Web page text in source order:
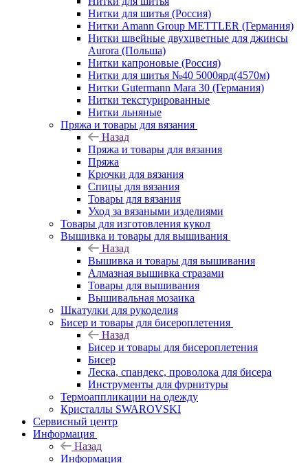
Нитки для шитья (Россия)
Нитки Amann Group METTLER (Германия)
Нитки швейные двухцветные для джинсы
Aurora (Польша)
Нитки капроновые (Россия)
Нитки для шитья №40 5000ярд(4570м)
Нитки Gutermann Mara 30 (Германия)
Нитки текстурированные
Нитки льняные
Пряжа и товары для вязания
Назад
Пряжа и товары для вязания
Пряжа
Крючки для вязания
Спицы для вязания
Товары для вязания
Уход за вязаными изделиями
Товары для изготовления кукол
Вышивка и товары для вышивания
Назад
Вышивка и товары для вышивания
Алмазная вышивка стразами
Товары для вышивания
Вышивальная мозаика
Шкатулки для рукоделия
Бисер и товары для бисероплетения
Назад
Бисер и товары для бисероплетения
Бисер
Леска, спандекс, проволока для бисера
Инструменты для фурнитуры
Термоаппликации на одежду
Кристаллы SWAROVSKI
Сервисный центр
Информация
Назад
Информация